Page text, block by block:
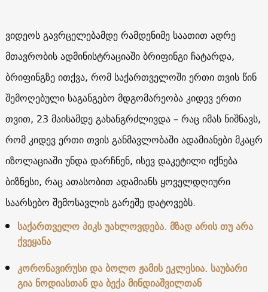
ვიდეოს გავრცელებამდე რამდენიმე საათით ადრე
მთავრობის ადმინისტრაციაში ბრიფინგი ჩატარდა,
ბრიფინგზე ითქვა, რომ საქართველოში ერთი თვის წინ
შემოღებული საგანგებო მდგომარეობა კიდევ ერთი
თვით, 23 მაისამდე გახანგრძლივდა – რაც იმას ნიშნავს,
რომ კიდევ ერთი თვის განმავლობაში ადამიანები მკაცრ
იზოლაციაში უნდა დარჩნენ, ისევ დაკეტილი იქნება
ბიზნესი, რაც ათასობით ადამიანს ყოველდღიური
საარსებო შემოსავლის გარეშე დატოვებს.
საქართველო პიკს უახლოვდება. მზად არის თუ არა
ქვეყანა
კორონავირუსი და ბოლო ჟამის ეკლესია. საუბარი
გია ნოდიასთან და ბექა მინდიაშვილთან